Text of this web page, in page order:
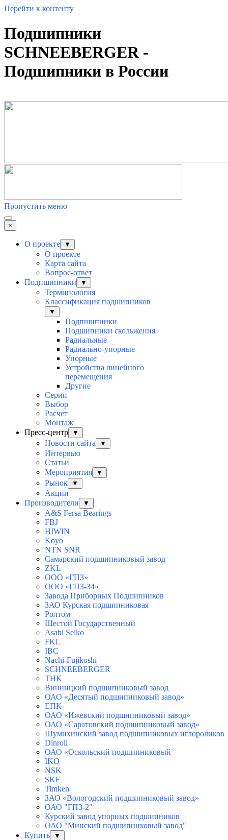
Перейти к контенту
Подшипники
SCHNEEBERGER -
Подшипники в России
Пропустить меню
×
О проекте ▼
О проекте
Карта сайта
Вопрос-ответ
Подпшипники
▼
Терминология
Классификация подшипников
▼
Подпшипники
Подшипники скольжения
Радиальные
Радиально-упорные
Упорные
Устройства линейного
перемещения
Другие
Серии
Выбор
Раcчет
Монтаж
Пресс-центр
▼
Новости сайта ▼
Интервью
Статьи
Мероприятия
▼
Рынок ▼
Акции
Производители
▼
A&S Fersa Bearings
FBJ
HIWIN
Koyo
NTN SNR
Самарский подшипниковый завод
ZKL
ООО «ГПЗ»
ООО «ГПЗ-34»
Завода Приборных Подшипников
ЗАО Курская подшипниковая
Ролтом
Шестой Государственный
Asahi Seiko
FKL
IBC
Nachi-Fujikoshi
SCHNEEBERGER
THK
Винницкий подшипниковый завод
ОАО «Десятый подшипниковый завод»
ЕПК
ОАО «Ижевский подшипниковый завод»
ОАО «Саратовский подшипниковый завод»
Шумихинский завод подшипниковых иглороликов
Dinroll
ОАО «Оскольский подшипниковый
IKO
NSK
SKF
Timken
ЗАО «Вологодский подшипниковый завод»
ОАО "ГПЗ-2"
Курский завод упорных подшипников
ОАО "Минский подшипниковый завод"
Купить
▼